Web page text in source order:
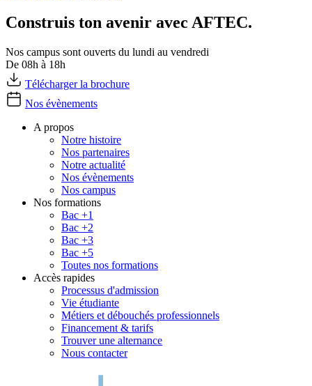
Construis ton avenir avec AFTEC.
Nos campus sont ouverts du lundi au vendredi
De 08h à 18h
Télécharger la brochure
Nos évènements
A propos
Notre histoire
Nos partenaires
Notre actualité
Nos évènements
Nos campus
Nos formations
Bac +1
Bac +2
Bac +3
Bac +5
Toutes nos formations
Accès rapides
Processus d'admission
Vie étudiante
Métiers et débouchés professionnels
Financement & tarifs
Trouver une alternance
Nous contacter